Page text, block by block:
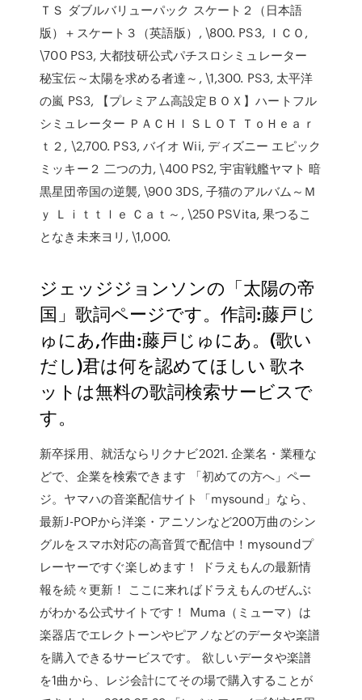
ＴＳ ダブルバリューパック スケート２（日本語
版）＋スケート３（英語版）, \800. PS3, ＩＣＯ,
\700 PS3, 大都技研公式パチスロシミュレーター
秘宝伝～太陽を求める者達～, \1,300. PS3, 太平洋
の嵐 PS3, 【プレミアム高設定ＢＯＸ】ハートフル
シミュレーター ＰＡＣＨＩＳＬＯＴ ＴｏＨｅａｒ
ｔ２, \2,700. PS3, バイオ Wii, ディズニー エピック
ミッキー２ 二つの力, \400 PS2, 宇宙戦艦ヤマト 暗
黒星団帝国の逆襲, \900 3DS, 子猫のアルバム～Ｍ
ｙ Ｌｉｔｔｌｅ Ｃａｔ～, \250 PSVita, 果つるこ
となき未来ヨリ, \1,000.
ジェッジジョンソンの「太陽の帝
国」歌詞ページです。作詞:藤戸じ
ゅにあ,作曲:藤戸じゅにあ。(歌い
だし)君は何を認めてほしい 歌ネ
ットは無料の歌詞検索サービスで
す。
新卒採用、就活ならリクナビ2021. 企業名・業種な
どで、企業を検索できます 「初めての方へ」ペー
ジ。ヤマハの音楽配信サイト「mysound」なら、
最新J-POPから洋楽・アニソンなど200万曲のシン
グルをスマホ対応の高音質で配信中！mysoundプ
レーヤーですぐ楽しめます！ ドラえもんの最新情
報を続々更新！ ここに来ればドラえもんのぜんぶ
がわかる公式サイトです！ Muma（ミューマ）は
楽器店でエレクトーンやピアノなどのデータや楽譜
を購入できるサービスです。 欲しいデータや楽譜
を1曲から、レジ会計にてその場で購入することが